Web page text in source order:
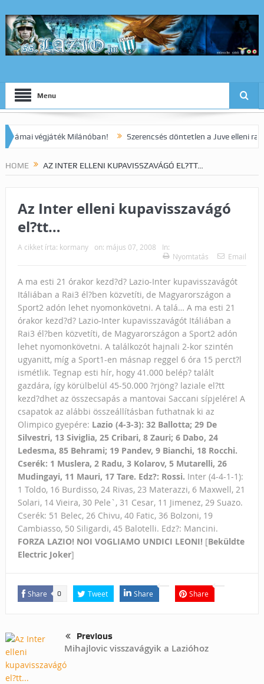
Menu
végjáték Milánóban! Szerencsés döntetlen a Juve elleni
HOME AZ INTER ELLENI KUPAVISSZAVÁGÓ EL?TT…
Az Inter elleni kupavisszavágó
el?tt…
A cikket írta: kormany on: május 07, 2008
In:
Nyomtatás
Email
A ma esti 21 órakor kezd?d? Lazio-Inter kupavisszavágót
Itáliában a Rai3 él?ben közvetíti, de Magyarországon a
Sport2 adón lehet nyomonkövetni. A talá… A ma esti 21
órakor kezd?d? Lazio-Inter kupavisszavágót Itáliában a
Rai3 él?ben közvetíti, de Magyarországon a Sport2 adón
lehet nyomonkövetni. A találkozót hajnali 2-kor szintén
ugyanitt, míg a Sport1-en másnap reggel 6 óra 15 perct?l
ismétlik. Tegnap esti hír, hogy 41.000 belép? talált
gazdára, így körülbelül 45-50.000 ?rjöng? laziale el?tt
kezd?dhet az összecsapás a mantovai Saccani sípjelére! A
csapatok az alábbi összeállításban futhatnak ki az
Olimpico gyepére: Lazio (4-3-3): 32 Ballotta; 29 De
Silvestri, 13 Siviglia, 25 Cribari, 8 Zauri; 6 Dabo, 24
Ledesma, 85 Behrami; 19 Pandev, 9 Bianchi, 18 Rocchi.
Cserék: 1 Muslera, 2 Radu, 3 Kolarov, 5 Mutarelli, 26
Mudingayi, 11 Mauri, 17 Tare. Edz?: Rossi. Inter (4-4-1-1):
1 Toldo, 16 Burdisso, 24 Rivas, 23 Materazzi, 6 Maxwell, 21
Solari, 14 Vieira, 30 Pele`, 31 Cesar, 11 Jimenez, 29 Suazo.
Cserék: 51 Belec, 26 Chivu, 40 Fatic, 36 Bolzoni, 19
Cambiasso, 50 Siligardi, 45 Balotelli. Edz?: Mancini.
FORZA LAZIO! NOI VOGLIAMO UNDICI LEONI! [Beküldte
Electric Joker]
Share 0 Tweet Share Share
Previous
Mihajlovic visszavágyik a Lazióhoz